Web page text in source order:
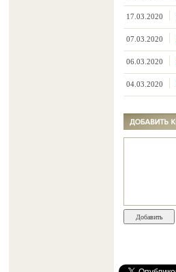
17.03.2020
07.03.2020
06.03.2020
04.03.2020